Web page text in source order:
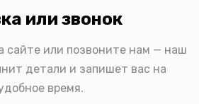
или звонок
сайте или позвоните нам — наш
детали и запишет вас на
время.